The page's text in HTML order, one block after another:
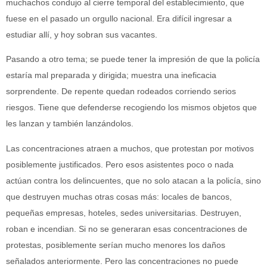
muchachos condujo al cierre temporal del establecimiento, que
fuese en el pasado un orgullo nacional. Era difícil ingresar a
estudiar allí, y hoy sobran sus vacantes.
Pasando a otro tema; se puede tener la impresión de que la policía
estaría mal preparada y dirigida; muestra una ineficacia
sorprendente. De repente quedan rodeados corriendo serios
riesgos. Tiene que defenderse recogiendo los mismos objetos que
les lanzan y también lanzándolos.
Las concentraciones atraen a muchos, que protestan por motivos
posiblemente justificados. Pero esos asistentes poco o nada
actúan contra los delincuentes, que no solo atacan a la policía, sino
que destruyen muchas otras cosas más: locales de bancos,
pequeñas empresas, hoteles, sedes universitarias. Destruyen,
roban e incendian. Si no se generaran esas concentraciones de
protestas, posiblemente serían mucho menores los daños
señalados anteriormente. Pero las concentraciones no puede